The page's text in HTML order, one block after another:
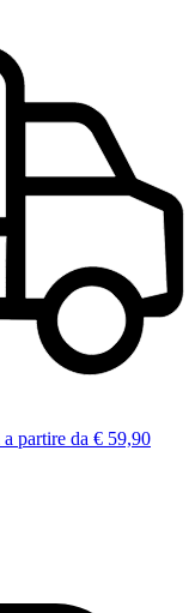
a partire da € 59,90